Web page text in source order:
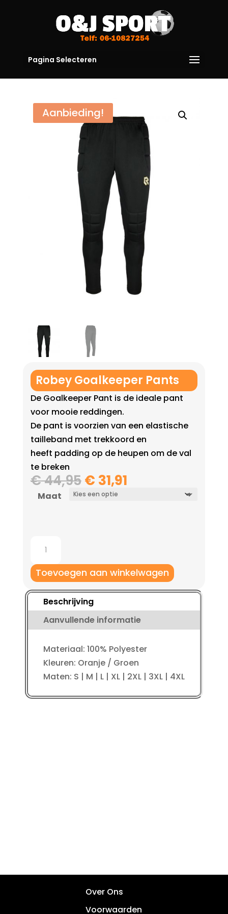
Pagina Selecteren
Aanbieding!
Robey Goalkeeper Pants
De Goalkeeper Pant is de ideale pant
voor mooie reddingen.
De pant is voorzien van een elastische
tailleband met trekkoord en
heeft padding op de heupen om de val
te breken
€44,95 Oorspronkelijke
prijs
€ 31,91Huidige
Maat
Goalkeeper
Pants
aantal
Toevoegen aan winkelwagen
Beschrijving
Aanvullende informatie
Materiaal: 100% Polyester
Kleuren: Oranje / Groen
Maten: S | M | L | XL | 2XL | 3XL | 4XL
Over Ons
Voorwaarden